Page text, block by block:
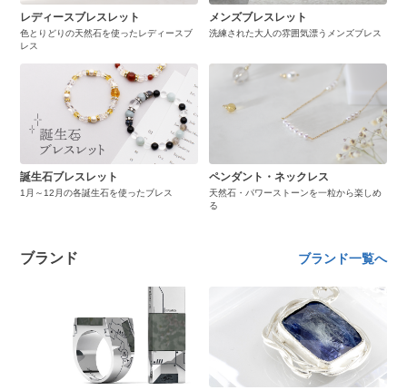
レディースブレスレット
色とりどりの天然石を使ったレディースブ
レス
メンズブレスレット
洗練された大人の雰囲気漂うメンズブレス
誕生石ブレスレット
1月～12月の各誕生石を使ったブレス
ペンダント・ネックレス
天然石・パワーストーンを一粒から楽しめ
る
ブランド ブランド一覧へ